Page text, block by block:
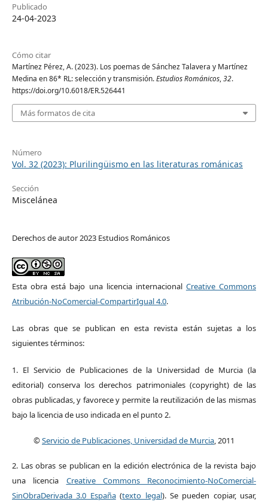
Publicado
24-04-2023
Cómo citar
Martínez Pérez, A. (2023). Los poemas de Sánchez Talavera y Martínez
Medina en 86* RL: selección y transmisión.Estudios Románicos,32.
https://doi.org/10.6018/ER.526441
Más formatos de cita
Número
Vol. 32 (2023): Plurilingüismo en las literaturas románicas
Sección
Miscelánea
Derechos de autor 2023 Estudios Románicos
Esta obra está bajo una licencia internacional Creative Commons
Atribución-NoComercial-CompartirIgual 4.0.
Las obras que se publican en esta revista están sujetas a los
siguientes términos:
1. El Servicio de Publicaciones de la Universidad de Murcia (la
editorial) conserva los derechos patrimoniales (copyright) de las
obras publicadas, y favorece y permite la reutilización de las mismas
bajo la licencia de uso indicada en el punto 2.
©Servicio de Publicaciones, Universidad de Murcia, 2011
2. Las obras se publican en la edición electrónica de la revista bajo
una licencia Creative Commons Reconocimiento-NoComercial-
SinObraDerivada 3.0 España(texto legal). Se pueden copiar, usar,